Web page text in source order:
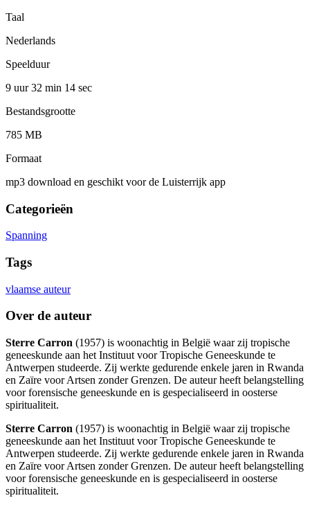
Taal
Nederlands
Speelduur
9 uur 32 min 14 sec
Bestandsgrootte
785 MB
Formaat
mp3 download en geschikt voor de Luisterrijk app
Categorieën
Spanning
Tags
vlaamse auteur
Over de auteur
Sterre Carron (1957) is woonachtig in België waar zij tropische
geneeskunde aan het Instituut voor Tropische Geneeskunde te
Antwerpen studeerde. Zij werkte gedurende enkele jaren in Rwanda
en Zaïre voor Artsen zonder Grenzen. De auteur heeft belangstelling
voor forensische geneeskunde en is gespecialiseerd in oosterse
spiritualiteit.
Sterre Carron (1957) is woonachtig in België waar zij tropische
geneeskunde aan het Instituut voor Tropische Geneeskunde te
Antwerpen studeerde. Zij werkte gedurende enkele jaren in Rwanda
en Zaïre voor Artsen zonder Grenzen. De auteur heeft belangstelling
voor forensische geneeskunde en is gespecialiseerd in oosterse
spiritualiteit.